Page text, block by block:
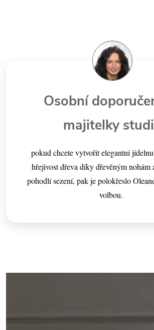
Osobní
majitelky
pokud chcete vytvořit elegantní
hřejivost dřeva díky dřevěným nohám
pohodlí sezení, pak je polokřeslo
volbou.